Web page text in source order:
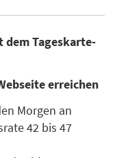
Tageskarte-
erreichen
Morgen an
42 bis 47